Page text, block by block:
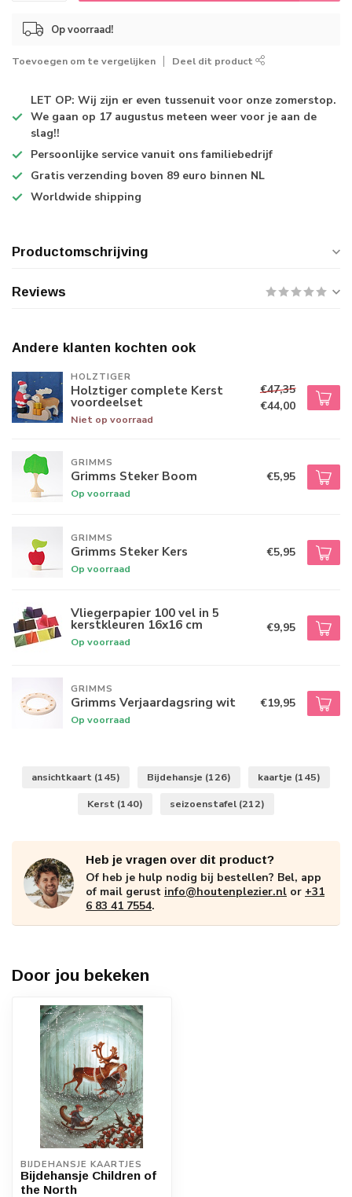
Op voorraad!
Toevoegen om te vergelijken Deel dit product
LET OP: Wij zijn er even tussenuit voor onze zomerstop.
We gaan op 17 augustus meteen weer voor je aan de
slag!!
Persoonlijke service vanuit ons familiebedrijf
Gratis verzending boven 89 euro binnen NL
Worldwide shipping
Productomschrijving
Reviews
Andere klanten kochten ook
HOLZTIGER
Holztiger complete Kerst
voordeelset
Niet op voorraad
€47,35
€44,00
GRIMMS
Grimms Steker Boom
Op voorraad
€5,95
GRIMMS
Grimms Steker Kers
Op voorraad
€5,95
Vliegerpapier 100 vel in 5
kerstkleuren 16x16 cm
Op voorraad
€9,95
GRIMMS
Grimms Verjaardagsring wit
Op voorraad
€19,95
ansichtkaart (145) Bijdehansje (126) kaartje (145)
Kerst (140) seizoenstafel (212)
Heb je vragen over dit product?
Of heb je hulp nodig bij bestellen? Bel, app
of mail gerust info@houtenplezier.nl or +31
6 83 41 7554.
Door jou bekeken
BIJDEHANSJE KAARTJES
Bijdehansje Children of
the North